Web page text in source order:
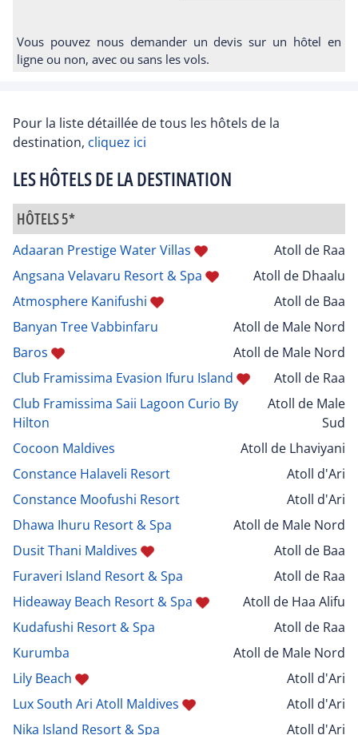
Vous pouvez nous demander un devis sur un hôtel en
ligne ou non, avec ou sans les vols.
Pour la liste détaillée de tous les hôtels de la
destination, cliquez ici
LES HÔTELS DE LA DESTINATION
HÔTELS 5*
Adaaran Prestige Water Villas
Atoll de Raa
Angsana Velavaru Resort & Spa
Atoll de Dhaalu
Atmosphere Kanifushi
Atoll de Baa
Banyan Tree Vabbinfaru
Atoll de Male Nord
Baros
Atoll de Male Nord
Club Framissima Evasion Ifuru Island
Atoll de Raa
Club Framissima Saii Lagoon Curio By
Hilton
Atoll de Male
Sud
Cocoon Maldives
Atoll de Lhaviyani
Constance Halaveli Resort
Atoll d'Ari
Constance Moofushi Resort
Atoll d'Ari
Dhawa Ihuru Resort & Spa
Atoll de Male Nord
Dusit Thani Maldives
Atoll de Baa
Furaveri Island Resort & Spa
Atoll de Raa
Hideaway Beach Resort & Spa
Atoll de Haa Alifu
Kudafushi Resort & Spa
Atoll de Raa
Kurumba
Atoll de Male Nord
Lily Beach
Atoll d'Ari
Lux South Ari Atoll Maldives
Atoll d'Ari
Nika Island Resort & Spa
Atoll d'Ari